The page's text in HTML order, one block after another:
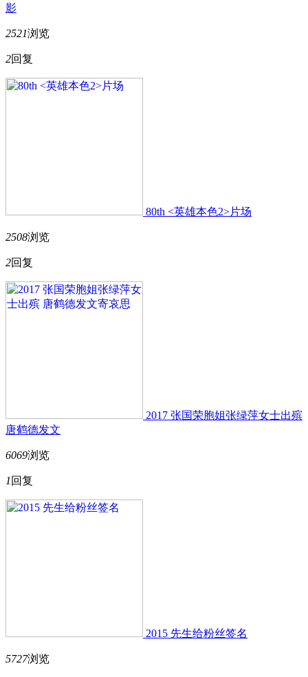
影
2521浏览
2回复
80th <英雄本色2>片场
2508浏览
2回复
2017 张国荣胞姐张绿萍女士出殡
唐鹤德发文
6069浏览
1 回复
2015 先生给粉丝签名
5727浏览